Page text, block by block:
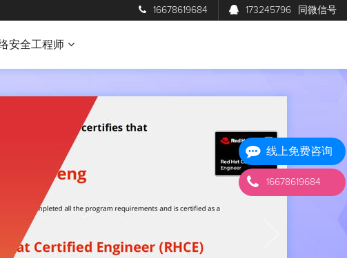
16678619684 173245796 同微信号
安全工程师
线上免费咨询
16678619684